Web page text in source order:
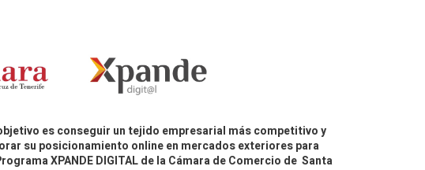
es conseguir un tejido empresarial más competitivo y
su posicionamiento online en mercados exteriores para
XPANDE DIGITAL de la Cámara de Comercio de Santa